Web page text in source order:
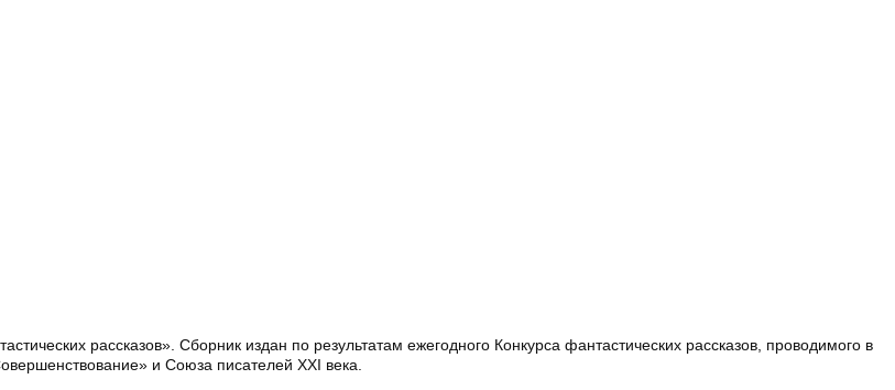
рассказов». Сборник издан по результатам ежегодного Конкурса фантастических рассказов, проводимого в
и Союза писателей XXI века.